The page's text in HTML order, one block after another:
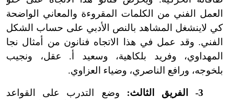
العمل الفني من الكلمات المقروءة والمعاني الواضحة
كي لاينشغل المشاهد بالنص الأدبي على حساب الشكل
الفني. وقد عمل في هذا الاتجاه فنانون من أمثال نجا
المهداوي، وفريد بلكاهية، وسعيد أ. عقل، ونجيب
بلخوجه، ورافع الناصري، وضياء العزاوي.
3
-الفريق الثالث: وضع التدرب على القواعد